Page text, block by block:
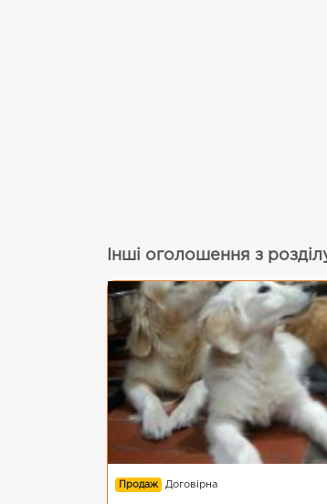
Інші оголошення з
Продаж Договірна